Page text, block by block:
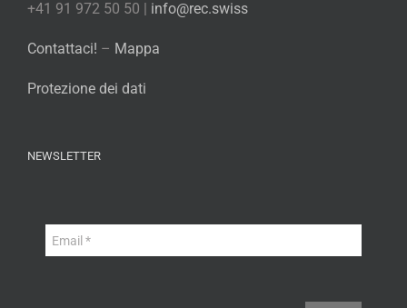
+41 91 972 50 50 | info@rec.swiss
Contattaci! – Mappa
Protezione dei dati
NEWSLETTER